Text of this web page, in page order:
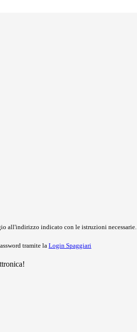
all'indirizzo indicato con le istruzioni necessarie.
tramite la Login Spaggiari